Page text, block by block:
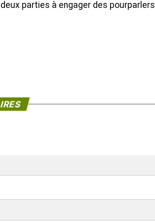
parties à engager des pourparlers